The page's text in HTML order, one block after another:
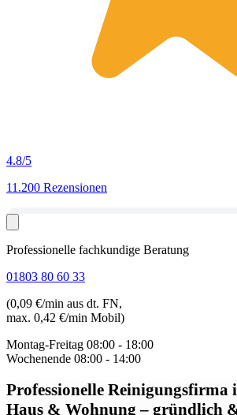
4.8/5
11.200 Rezensionen
Professionelle fachkundige Beratung
01803 80 60 33
(0,09 €/min aus dt. FN,
max. 0,42 €/min Mobil)
Montag-Freitag 08:00 - 18:00
Wochenende 08:00 - 14:00
Professionelle Reinigungsfirma
Haus & Wohnung – gründlich